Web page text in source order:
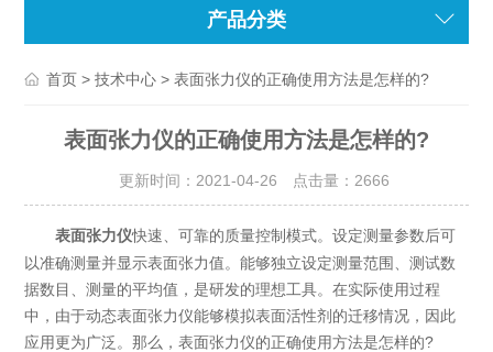
产品分类
首页 >技术中心 > 表面张力仪的正确使用方法是怎样的?
表面张力仪的正确使用方法是怎样的?
更新时间：2021-04-26 点击量： 2666
表面张力仪快速、可靠的质量控制模式。设定测量参数后可
以准确测量并显示表面张力值。能够独立设定测量范围、测试数
据数目、测量的平均值，是研发的理想工具。在实际使用过程
中，由于动态表面张力仪能够模拟表面活性剂的迁移情况，因此
应用更为广泛。那么，表面张力仪的正确使用方法是怎样的?